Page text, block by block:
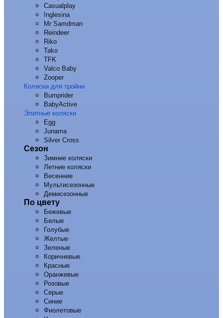
Casualplay
Inglesina
Mr Samdman
Reindeer
Riko
Tako
TFK
Valco Baby
Zooper
Коляски для тройни
Bumprider
BabyActive
Элитные коляски
Egg
Junama
Silver Cross
Сезон
Зимние коляски
Летние коляски
Весенние
Мультисезонные
Демисезонные
По цвету
Бежевые
Белые
Голубые
Желтые
Зеленые
Коричневые
Красные
Оранжевые
Розовые
Серые
Синие
Фиолетовые